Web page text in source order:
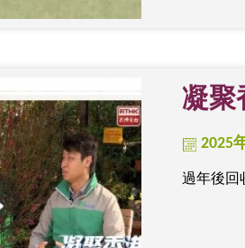
凝聚
2025
過年後回